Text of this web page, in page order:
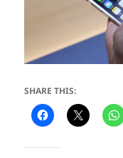
SHARE THIS: